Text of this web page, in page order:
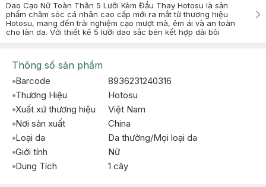
Dao Cạo Nữ Toàn Thân 5 Lưỡi Kèm Đầu Thay Hotosu là sản
phẩm chăm sóc cá nhân cao cấp mới ra mắt từ thương hiệu
Hotosu, mang đến trải nghiệm cạo mượt mà, êm ái và an toàn
cho làn da. Với thiết kế 5 lưỡi dao sắc bén kết hợp dải bôi
Thông số sản phẩm
Barcode
8936231240316
Thương Hiệu
Hotosu
Xuất xứ thương hiệu
Việt Nam
Nơi sản xuất
China
Loại da
Da thường/Mọi loại da
Giới tính
Nữ
Dung Tích
1 cây